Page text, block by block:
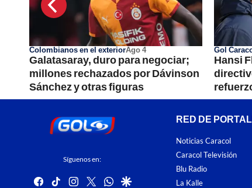
Colombianos en el exteriorAgo 4
Galatasaray, duro para negociar;
millones rechazados por Dávinson
Sánchez y otras figuras
Gol
Hansi
Síguenos en:
facebook
tiktokinstagram
twitterwhatsapp
google
RED DE
Noticias Caracol
Caracol Televisión
Blu Radio
La Kalle